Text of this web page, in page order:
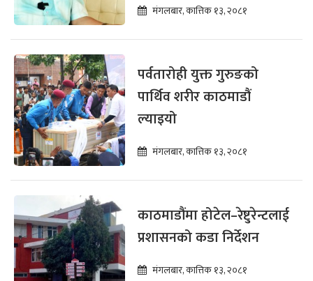
मंगलबार, कात्तिक १३, २०८१
पर्वतारोही युक्त गुरुङको
पार्थिव शरीर काठमाडौं
ल्याइयो
मंगलबार, कात्तिक १३, २०८१
काठमाडौंमा होटेल–रेष्टुरेन्टलाई
प्रशासनको कडा निर्देशन
मंगलबार, कात्तिक १३, २०८१